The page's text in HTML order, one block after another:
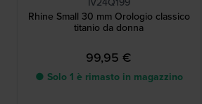
Rhine Small 30 mm Orologio classico
titanio da donna
99,95 €
● Solo 1 è rimasto in magazzino